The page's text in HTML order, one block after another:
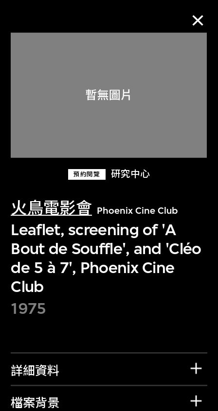
預約閱覽 研究中心
火鳥電影會 Phoenix Cine Club
Leaflet, screening of 'A
Bout de Souffle', and 'Cléo
de 5 à 7', Phoenix Cine
Club
1975
詳細資料
檔案背景
關於M+藏品
探索世界頂級的二十及二十一世紀視覺
文化藏品。